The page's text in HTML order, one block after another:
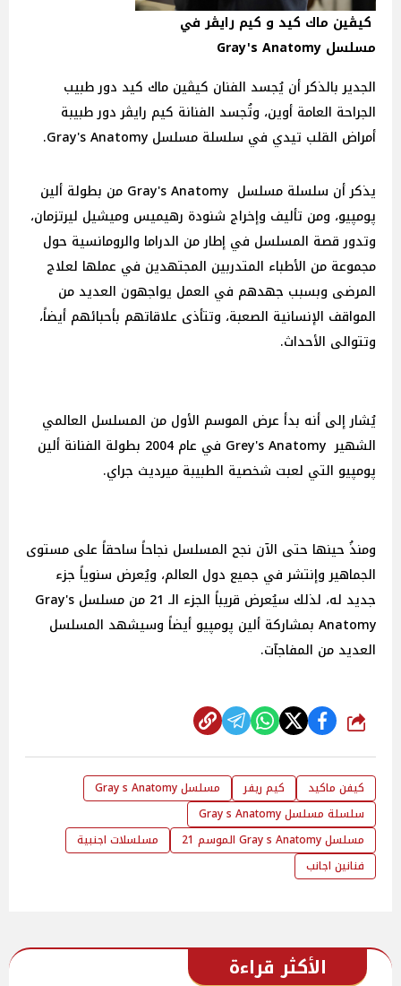
كيڤين ماك كيد و كيم رايڤر في
مسلسل Gray's Anatomy
الجدير بالذكر أن يُجسد الفنان كيڤين ماك كيد دور طبيب
الجراحة العامة أوين، وتُجسد الفنانة كيم رايڤر دور طبيبة
أمراض القلب تيدي في سلسلة مسلسل Gray's Anatomy.
يذكر أن سلسلة مسلسل Gray's Anatomy من بطولة ألين
پومپيو، ومن تأليف وإخراج شنودة رهيميس وميشيل ليرتزمان،
وتدور قصة المسلسل في إطار من الدراما والرومانسية حول
مجموعة من الأطباء المتدربين المجتهدين في عملها لعلاج
المرضى وبسبب جهدهم في العمل يواجهون العديد من
المواقف الإنسانية الصعبة، وتتأذى علاقاتهم بأحبائهم أيضاً،
وتتوالى الأحداث.
يُشار إلى أنه بدأ عرض الموسم الأول من المسلسل العالمي
الشهير Grey's Anatomy في عام 2004 بطولة الفنانة ألين
پومپيو التي لعبت شخصية الطبيبة ميرديث جراي.
ومنذُ حينها حتى الآن نجح المسلسل نجاحاً ساحقاً على مستوى
الجماهير وإنتشر في جميع دول العالم، ويُعرض سنوياً جزء
جديد له، لذلك سيُعرض قريباً الجزء الـ 21 من مسلسل Gray's
Anatomy بمشاركة ألين پومپيو أيضاً وسيشهد المسلسل
العديد من المفاجآت.
شارك
كيفن ماكيد كيم ريفر
مسلسل Gray s Anatomy
سلسلة مسلسل Gray s Anatomy
مسلسل Gray s Anatomy الموسم 21
مسلسلات اجنبية
فنانين اجانب
الأكثر قراءة